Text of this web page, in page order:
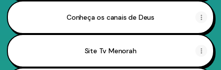
Conheça os canais de Deus
Site Tv Menorah